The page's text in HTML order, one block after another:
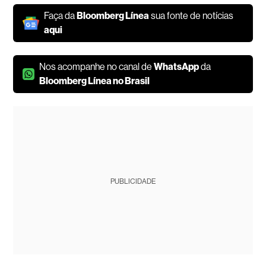
Faça daBloomberg Líneasua fonte de notícias
aqui
Nos acompanhe no canal deWhatsAppda
Bloomberg Línea no Brasil
PUBLICIDADE